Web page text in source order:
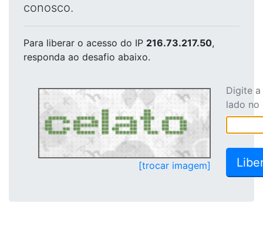
conosco.
Para liberar o acesso do IP 216.73.217.50,
responda ao desafio abaixo.
[trocar imagem]
Digite
lado no